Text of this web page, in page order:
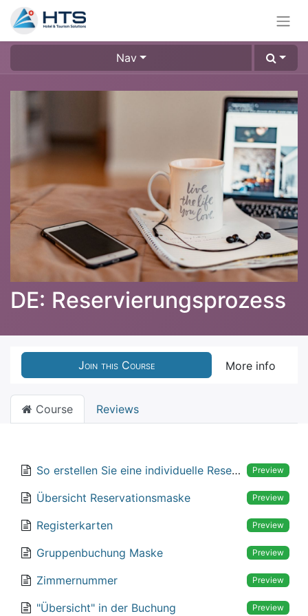
Nav
DE: Reservierungsprozess
Join this Course More info
Course Reviews
So erstellen Sie eine individuelle Reservation Preview
Übersicht Reservationsmaske Preview
Registerkarten Preview
Gruppenbuchung Maske Preview
Zimmernummer Preview
"Übersicht" in der Buchung Preview